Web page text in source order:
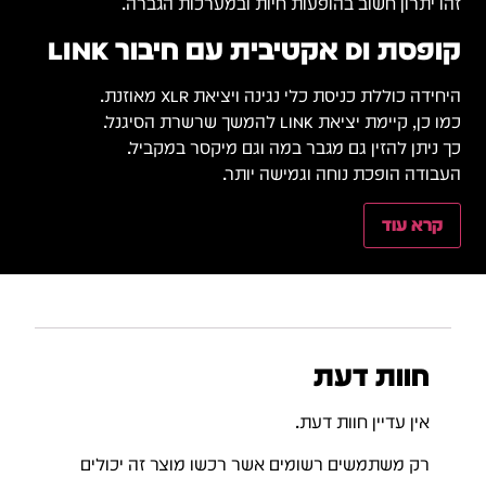
קופסת DI אקטיבית עם חיבור LINK
היחידה כוללת כניסת כלי נגינה ויציאת XLR מאוזנת.
כמו כן, קיימת יציאת LINK להמשך שרשרת הסיגנל.
כך ניתן להזין גם מגבר במה וגם מיקסר במקביל.
העבודה הופכת נוחה וגמישה יותר.
קרא עוד
חוות דעת
אין עדיין חוות דעת.
רק משתמשים רשומים אשר רכשו מוצר זה יכולים